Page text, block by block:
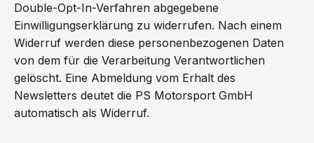
Double-Opt-In-Verfahren abgegebene
Einwilligungserklärung zu widerrufen. Nach einem
Widerruf werden diese personenbezogenen Daten
von dem für die Verarbeitung Verantwortlichen
gelöscht. Eine Abmeldung vom Erhalt des
Newsletters deutet die PS Motorsport GmbH
automatisch als Widerruf.